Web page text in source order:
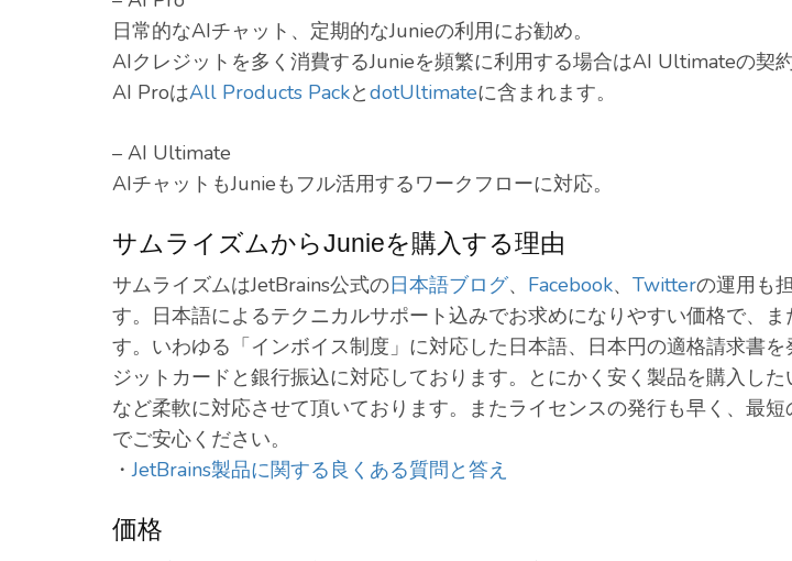
日常的なAIチャット、定期的なJunieの利用にお勧め。
AIクレジットを多く消費するJunieを頻繁に利用する場合はAI Ultimateの契
AI ProはAll Products PackとdotUltimateに含まれます。
– AI Ultimate
AIチャットもJunieもフル活用するワークフローに対応。
サムライズムからJunieを購入する理由
サムライズムはJetBrains公式の日本語ブログ、 Facebook、 Twitterの運用も
す。日本語によるテクニカルサポート込みでお求めになりやすい価格で、
す。いわゆる「インボイス制度」に対応した日本語、日本円の適格請求書
ジットカードと銀行振込に対応しております。とにかく安く製品を購入し
など柔軟に対応させて頂いております。またライセンスの発行も早く、最
でご安心ください。
・JetBrains製品に関する良くある質問と答え
価格